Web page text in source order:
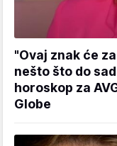
"Ovaj znak će
nešto što do
horoskop za
Globe